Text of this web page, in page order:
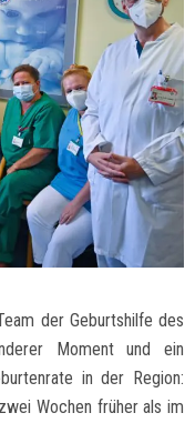
der Geburtshilfe des
Moment und ein
in der Region:
Wochen früher als im